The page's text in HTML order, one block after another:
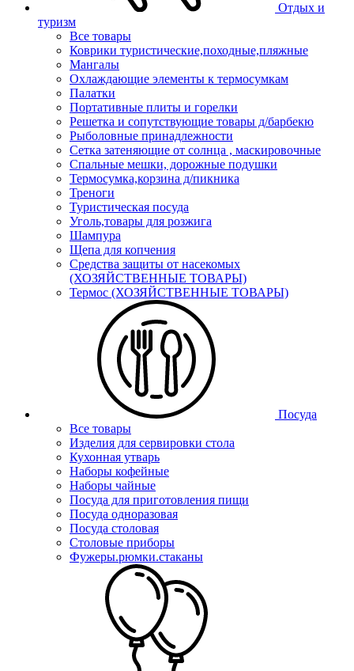
Отдых и
туризм
Все товары
Коврики туристические,походные,пляжные
Мангалы
Охлаждающие элементы к термосумкам
Палатки
Портативные плиты и горелки
Решетка и сопутствующие товары д/барбекю
Рыболовные принадлежности
Сетка затеняющие от солнца , маскировочные
Спальные мешки, дорожные подушки
Термосумка,корзина д/пикника
Треноги
Туристическая посуда
Уголь,товары для розжига
Шампура
Щепа для копчения
Средства защиты от насекомых
(ХОЗЯЙСТВЕННЫЕ ТОВАРЫ)
Термос (ХОЗЯЙСТВЕННЫЕ ТОВАРЫ)
Посуда
Все товары
Изделия для сервировки стола
Кухонная утварь
Наборы кофейные
Наборы чайные
Посуда для приготовления пищи
Посуда одноразовая
Посуда столовая
Столовые приборы
Фужеры.рюмки.стаканы